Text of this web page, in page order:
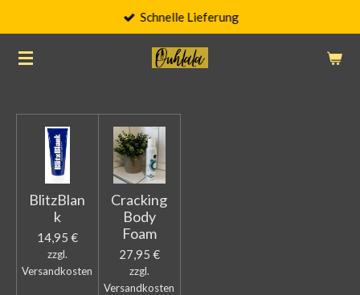
springen
Schnelle Lieferung
BlitzBlan
k
14,95 €
zzgl.
Versandkosten
Cracking
Body
Foam
27,95 €
zzgl.
Versandkosten